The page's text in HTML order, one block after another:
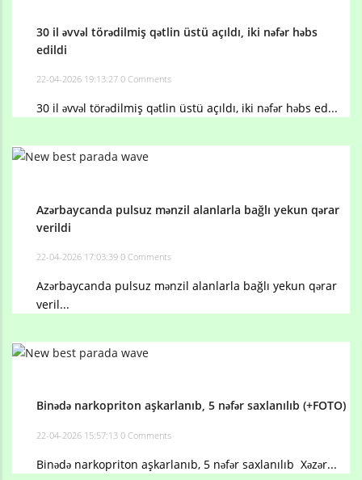
30 il əvvəl törədilmiş qətlin üstü açıldı, iki nəfər həbs
edildi
22-04-2026 19:13:27 0 Comments
30 il əvvəl törədilmiş qətlin üstü açıldı, iki nəfər həbs ed...
Azərbaycanda pulsuz mənzil alanlarla bağlı yekun qərar
verildi
22-04-2026 17:03:39 0 Comments
Azərbaycanda pulsuz mənzil alanlarla bağlı yekun qərar
veril...
Binədə narkopriton aşkarlanıb, 5 nəfər saxlanılıb (+FOTO)
22-04-2026 15:57:13 0 Comments
Binədə narkopriton aşkarlanıb, 5 nəfər saxlanılıb Xəzər...